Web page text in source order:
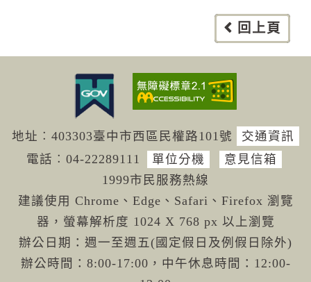
回上頁
地址︰403303臺中市西區民權路101號
交通資訊
電話︰04-22289111 單位分機
意見信箱
1999市民服務熱線
建議使用 Chrome、Edge、Safari、Firefox 瀏覽
器，螢幕解析度 1024 X 768 px 以上瀏覽
辦公日期：週一至週五(國定假日及例假日除外)
辦公時間：8:00-17:00，中午休息時間：12:00-